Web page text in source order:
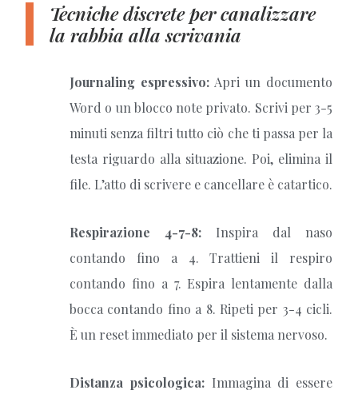
Tecniche discrete per canalizzare
la rabbia alla scrivania
Journaling espressivo: Apri un documento
Word o un blocco note privato. Scrivi per 3-5
minuti senza filtri tutto ciò che ti passa per la
testa riguardo alla situazione. Poi, elimina il
file. L’atto di scrivere e cancellare è catartico.
Respirazione 4-7-8: Inspira dal naso
contando fino a 4. Trattieni il respiro
contando fino a 7. Espira lentamente dalla
bocca contando fino a 8. Ripeti per 3-4 cicli.
È un reset immediato per il sistema nervoso.
Distanza psicologica:Immagina di essere